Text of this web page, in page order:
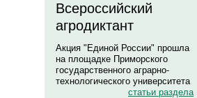
Всероссийский
агродиктант
Акция "Единой России" прошла
на площадке Приморского
государственного аграрно-
технологического университета
статьи раздела